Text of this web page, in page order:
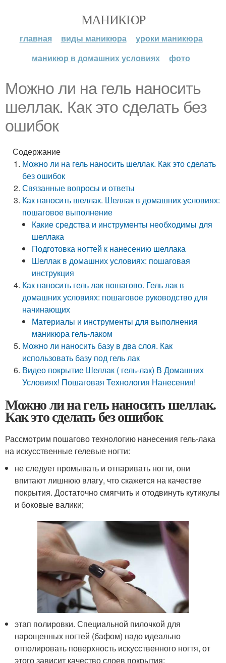
МАНИКЮР
главная виды маникюра
уроки маникюра
маникюр в домашних условиях
фото
Можно ли на гель наносить
шеллак. Как это сделать без
ошибок
Содержание
Можно ли на гель наносить шеллак. Как это сделать
без ошибок
Связанные вопросы и ответы
Как наносить шеллак. Шеллак в домашних условиях:
пошаговое выполнение
Какие средства и инструменты необходимы для
шеллака
Подготовка ногтей к нанесению шеллака
Шеллак в домашних условиях: пошаговая
инструкция
Как наносить гель лак пошагово. Гель лак в
домашних условиях: пошаговое руководство для
начинающих
Материалы и инструменты для выполнения
маникюра гель-лаком
Можно ли наносить базу в два слоя. Как
использовать базу под гель лак
Видео покрытие Шеллак ( гель-лак) В Домашних
Условиях! Пошаговая Технология Нанесения!
Можно ли на гель наносить шеллак.
Как это сделать без ошибок
Рассмотрим пошагово технологию нанесения гель-лака
на искусственные гелевые ногти:
не следует промывать и отпаривать ногти, они
впитают лишнюю влагу, что скажется на качестве
покрытия. Достаточно смягчить и отодвинуть кутикулы
и боковые валики;
этап полировки. Специальной пилочкой для
нарощенных ногтей (бафом) надо идеально
отполировать поверхность искусственного ногтя, от
этого зависит качество слоев покрытия;